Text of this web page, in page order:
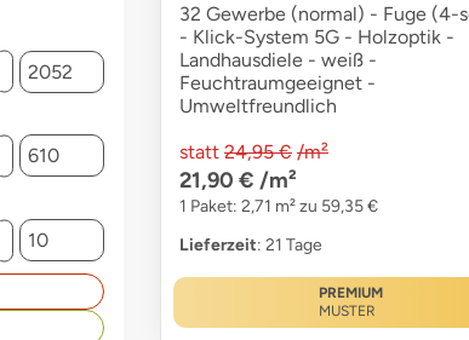
32 Gewerbe (normal) - Fuge (4-
- Klick-System 5G - Holzoptik -
Landhausdiele - weiß -
Feuchtraumgeeignet -
Umweltfreundlich
statt 24,95 € /m²
21,90 € /m²
1 Paket: 2,71 m² zu 59,35 €
Lieferzeit: 21 Tage
PREMIUM
MUSTER